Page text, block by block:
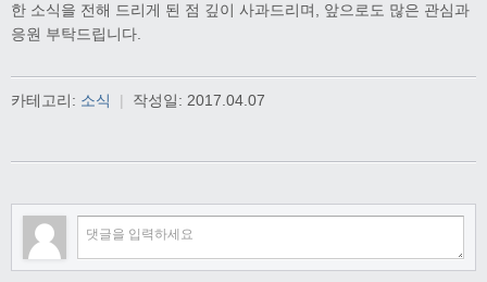
한 소식을 전해 드리게 된 점 깊이 사과드리며, 앞으로도 많은 관심과
응원 부탁드립니다.
카테고리: 소식 | 작성일: 2017.04.07